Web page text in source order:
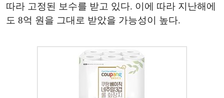
따라 고정된 보수를 받고 있다. 이에 따라 지난해에
도 8억 원을 그대로 받았을 가능성이 높다.